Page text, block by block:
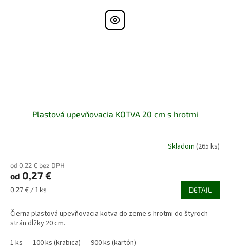
Plastová upevňovacia KOTVA 20 cm s hrotmi
Skladom (265 ks)
od 0,22 € bez DPH
od 0,27 €
Jednotková
0,27 € / 1 ks DETAIL
Čierna plastová upevňovacia kotva do zeme s hrotmi do štyroch
strán dĺžky 20 cm.
1 ks
100 ks (krabica) 900 ks (kartón)